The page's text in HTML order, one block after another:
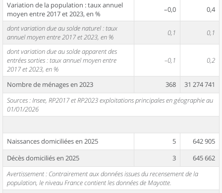
Variation de la population : taux annuel
moyen entre 2017 et 2023, en %
–0,0 0,4
dont variation due au solde naturel : taux
annuel moyen entre 2017 et 2023, en %
0,1 0,1
dont variation due au solde apparent des
entrées sorties : taux annuel moyen entre
2017 et 2023, en %
–0,1 0,2
Nombre de ménages en 2023 368
31 274 741
Sources : Insee, RP2017 et RP2023 exploitations principales en géographie au
01/01/2026
Naissances domiciliées en 2025 5
642 905
Décès domiciliés en 2025
3
645 662
Avertissement : Contrairement aux données issues du recensement de la
population, le niveau France contient les données de Mayotte.